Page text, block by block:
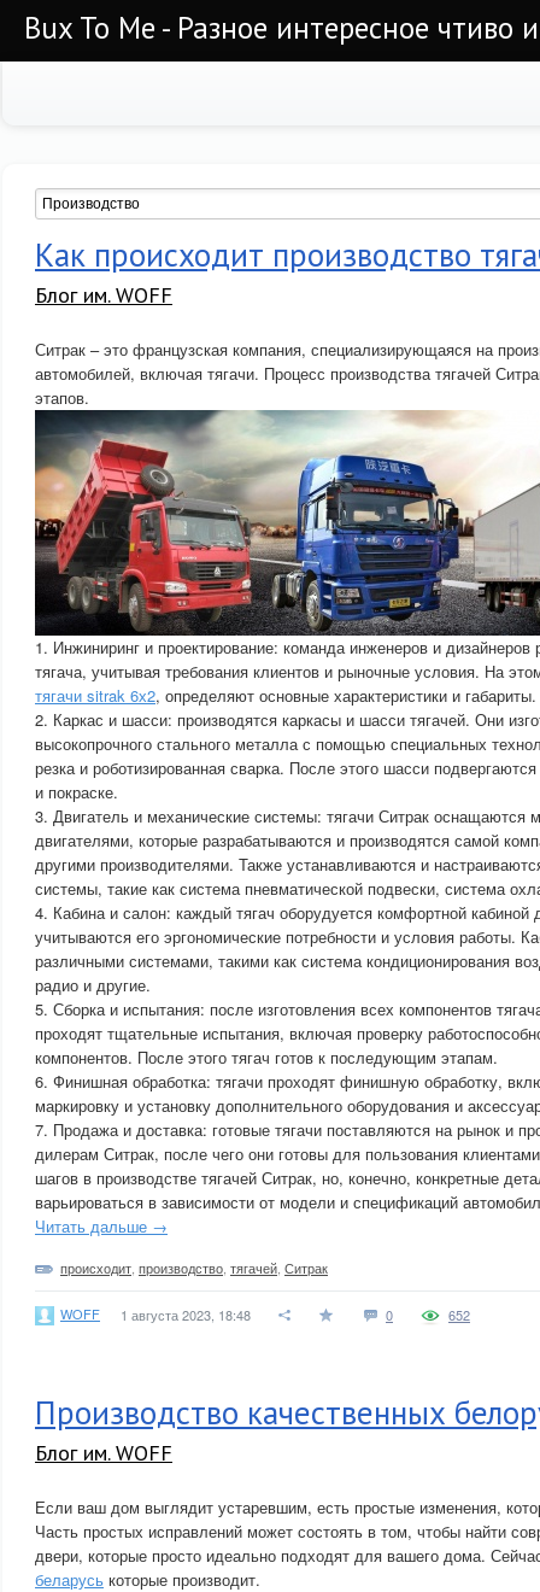
Bux To Me - Разное интересное чтиво
Как происходит производство
Блог им. WOFF
Ситрак – это французская компания, специализирующаяся на
автомобилей, включая тягачи. Процесс производства тягачей
этапов.
1. Инжиниринг и проектирование: команда инженеров и дизайнеров
тягача, учитывая требования клиентов и рыночные условия. На
тягачи sitrak 6х2, определяют основные характеристики и габариты.
2. Каркас и шасси: производятся каркасы и шасси тягачей. Они
высокопрочного стального металла с помощью специальных
резка и роботизированная сварка. После этого шасси
и покраске.
3. Двигатель и механические системы: тягачи Ситрак
двигателями, которые разрабатываются и производятся самой
другими производителями. Также устанавливаются и
системы, такие как система пневматической подвески, система
4. Кабина и салон: каждый тягач оборудуется комфортной кабиной
учитываются его эргономические потребности и условия работы.
различными системами, такими как система кондиционирования
радио и другие.
5. Сборка и испытания: после изготовления всех компонентов
проходят тщательные испытания, включая проверку
компонентов. После этого тягач готов к последующим этапам.
6. Финишная обработка: тягачи проходят финишную обработку,
маркировку и установку дополнительного оборудования и
7. Продажа и доставка: готовые тягачи поставляются на рынок и
дилерам Ситрак, после чего они готовы для пользования
шагов в производстве тягачей Ситрак, но, конечно, конкретные
варьироваться в зависимости от модели и спецификаций
Читать дальше →
происходит производство тягачей Ситрак
WOFF 1 августа 2023, 18:48 0 652
Производство качественных
Блог им. WOFF
Если ваш дом выглядит устаревшим, есть простые изменения,
Часть простых исправлений может состоять в том, чтобы найти
двери, которые просто идеально подходят для вашего дома.
беларусь которые производит.